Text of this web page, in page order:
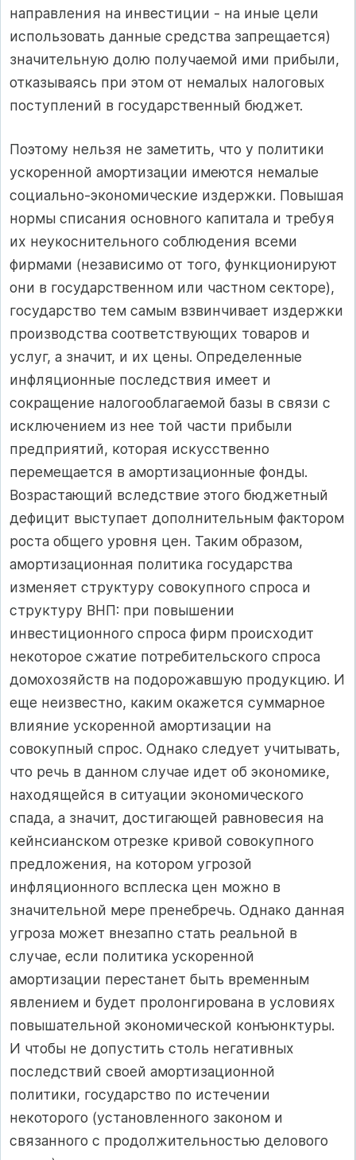
направления на инвестиции - на иные цели
использовать данные средства запрещается)
значительную долю получаемой ими прибыли,
отказываясь при этом от немалых налоговых
поступлений в государственный бюджет.
Поэтому нельзя не заметить, что у политики
ускоренной амортизации имеются немалые
социально-экономические издержки. Повышая
нормы списания основного капитала и требуя
их неукоснительного соблюдения всеми
фирмами (независимо от того, функционируют
они в государственном или частном секторе),
государство тем самым взвинчивает издержки
производства соответствующих товаров и
услуг, а значит, и их цены. Определенные
инфляционные последствия имеет и
сокращение налогооблагаемой базы в связи с
исключением из нее той части прибыли
предприятий, которая искусственно
перемещается в амортизационные фонды.
Возрастающий вследствие этого бюджетный
дефицит выступает дополнительным фактором
роста общего уровня цен. Таким образом,
амортизационная политика государства
изменяет структуру совокупного спроса и
структуру ВНП: при повышении
инвестиционного спроса фирм происходит
некоторое сжатие потребительского спроса
домохозяйств на подорожавшую продукцию. И
еще неизвестно, каким окажется суммарное
влияние ускоренной амортизации на
совокупный спрос. Однако следует учитывать,
что речь в данном случае идет об экономике,
находящейся в ситуации экономического
спада, а значит, достигающей равновесия на
кейнсианском отрезке кривой совокупного
предложения, на котором угрозой
инфляционного всплеска цен можно в
значительной мере пренебречь. Однако данная
угроза может внезапно стать реальной в
случае, если политика ускоренной
амортизации перестанет быть временным
явлением и будет пролонгирована в условиях
повышательной экономической конъюнктуры.
И чтобы не допустить столь негативных
последствий своей амортизационной
политики, государство по истечении
некоторого (установленного законом и
связанного с продолжительностью делового